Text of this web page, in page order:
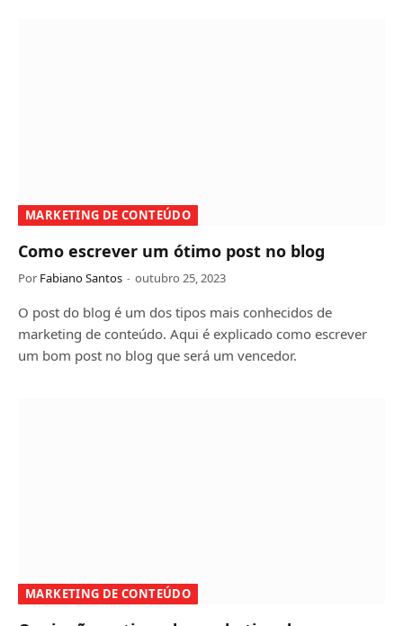
MARKETING DE CONTEÚDO
Como escrever um ótimo post no blog
Por Fabiano Santos outubro 25, 2023
O post do blog é um dos tipos mais conhecidos de
marketing de conteúdo. Aqui é explicado como escrever
um bom post no blog que será um vencedor.
MARKETING DE CONTEÚDO